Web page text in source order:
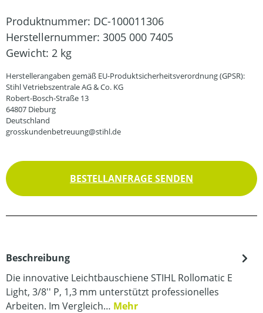
Produktnummer: DC-100011306
Herstellernummer: 3005 000 7405
Gewicht: 2 kg
Herstellerangaben gemäß EU-Produktsicherheitsverordnung (GPSR):
Stihl Vetriebszentrale AG & Co. KG
Robert-Bosch-Straße 13
64807 Dieburg
Deutschland
grosskundenbetreuung@stihl.de
BESTELLANFRAGE SENDEN
Beschreibung
Die innovative Leichtbauschiene STIHL Rollomatic E
Light, 3/8'' P, 1,3 mm unterstützt professionelles
Arbeiten. Im Vergleich… Mehr